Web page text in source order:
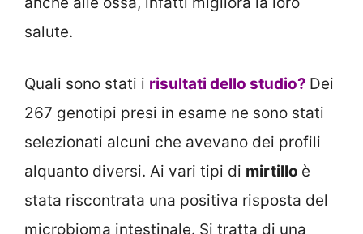
salute.
Quali sono stati i risultati dello studio? Dei
267 genotipi presi in esame ne sono stati
selezionati alcuni che avevano dei profili
alquanto diversi. Ai vari tipi di mirtillo è
stata riscontrata una positiva risposta del
microbioma intestinale. Si tratta di una